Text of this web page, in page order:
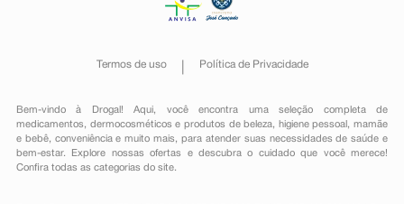
Termos de uso Política de Privacidade
Bem-vindo à Drogal! Aqui, você encontra uma seleção completa de
medicamentos , dermocosméticos e produtos de beleza, higiene pessoal ,mamãe
e bebê, conveniênciae muito mais, para atender suas necessidades de saúde e
bem-estar. Explore nossas ofertas e descubra o cuidado que você merece!
Confira todas as categorias do site.